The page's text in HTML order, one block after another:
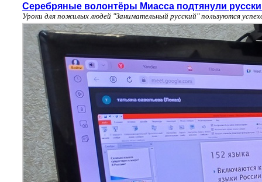
Серебряные волонтёры Миасса подтянули
Уроки для пожилых людей "Занимательный русский" пользуются